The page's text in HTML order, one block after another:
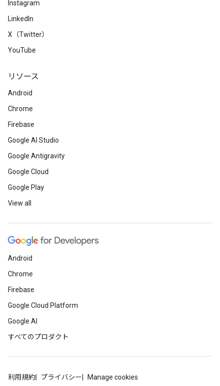
Instagram
LinkedIn
X（Twitter）
YouTube
リソース
Android
Chrome
Firebase
Google AI Studio
Google Antigravity
Google Cloud
Google Play
View all
Android
Chrome
Firebase
Google Cloud Platform
Google AI
すべてのプロダクト
利用規約 プライバシー Manage cookies